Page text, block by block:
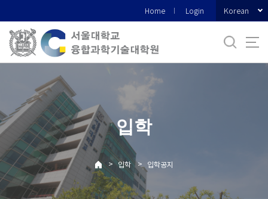
로
메
Home Login Korean
입학
> 입학 > 입학공지